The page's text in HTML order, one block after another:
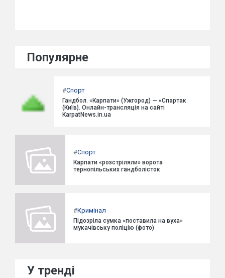
Популярне
#Спорт
Гандбол. «Карпати» (Ужгород) — «Спартак
(Київ). Онлайн-трансляція на сайті
KarpatNews.in.ua
#Спорт
Карпати «розстріляли» ворота
тернопільських гандболісток
#Кримінал
Підозріла сумка «поставила на вуха»
мукачівську поліцію (фото)
У тренді